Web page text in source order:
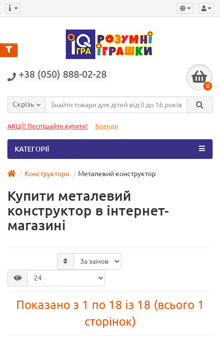
+38 (050) 888-02-28
0
Скрізь
АКЦІЇ! Поспішайте купити! Бренди
КАТЕГОРІЇ
Конструктори Металевий конструктор
Купити металевий
конструктор в інтернет-
магазині
Показано з 1 по 18 із 18 (всього 1
сторінок)